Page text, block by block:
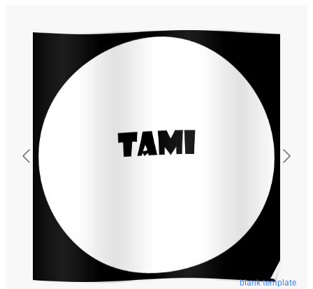
blank template